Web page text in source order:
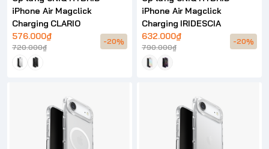
iPhone Air Magclick
Charging CLARIO
576.000₫
720.000₫
-20%
iPhone Air Magclick
Charging IRIDESCIA
632.000₫
790.000₫
-20%